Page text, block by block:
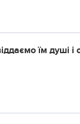
їм душі